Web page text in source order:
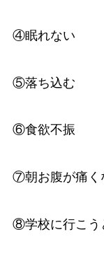
④眠れない
⑤落ち込む
⑥食欲不振
⑦朝お腹が痛く
⑧学校に行こう